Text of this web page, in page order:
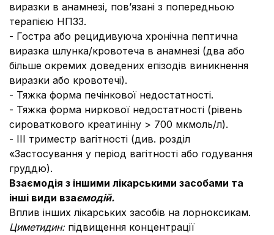
виразки в анамнезі, пов’язані з попередньою
терапією НПЗЗ.
- Гостра або рецидивуюча хронічна пептична
виразка шлунка/кровотеча в анамнезі (два або
більше окремих доведених епізодів виникнення
виразки або кровотечі).
- Тяжка форма печінкової недостатності.
- Тяжка форма ниркової недостатності (рівень
сироваткового креатиніну > 700 мкмоль/л).
- ІІІ триместр вагітності (див. розділ
«Застосування у період вагітності або годування
груддю).
Взаємодія з іншими лікарськими засобами та
інші види взаємодій.
Вплив інших лікарських засобів на лорноксикам.
Циметидин: підвищення концентрації